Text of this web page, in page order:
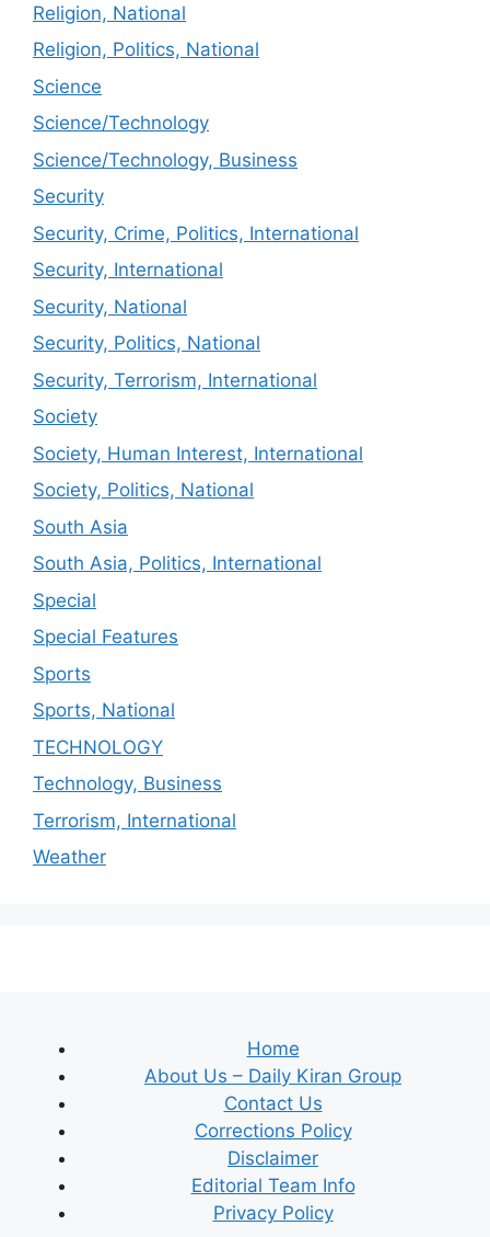
Religion, National
Religion, Politics, National
Science
Science/Technology
Science/Technology, Business
Security
Security, Crime, Politics, International
Security, International
Security, National
Security, Politics, National
Security, Terrorism, International
Society
Society, Human Interest, International
Society, Politics, National
South Asia
South Asia, Politics, International
Special
Special Features
Sports
Sports, National
TECHNOLOGY
Technology, Business
Terrorism, International
Weather
Home
About Us – Daily Kiran Group
Contact Us
Corrections Policy
Disclaimer
Editorial Team Info
Privacy Policy